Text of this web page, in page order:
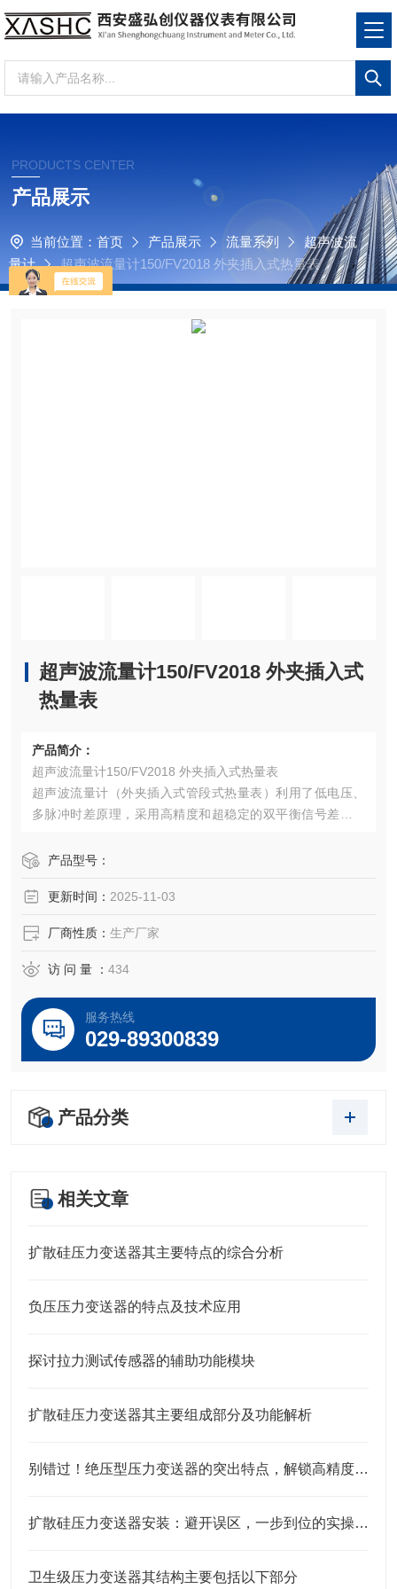
PRODUCTS CENTER
产品展示
当前位置： 首页 产品展示 流量系列
超声波流
量计
超声波流量计150/FV2018 外夹插入式热量表
超声波流量计150/FV2018 外夹插入式
热量表
产品简介：
超声波流量计150/FV2018 外夹插入式热量表
超声波流量计（外夹插入式管段式热量表）利用了低电压、
多脉冲时差原理，采用高精度和超稳定的双平衡信号差分发
输时间，根据时差计算出流速。具有稳定性好、零点漂移
产品型号：
更新时间： 2025-11-03
厂商性质： 生产厂家
访 问 量 ： 434
服务热线
029-89300839
产品分类
相关文章
扩散硅压力变送器其主要特点的综合分析
负压压力变送器的特点及技术应用
探讨拉力测试传感器的辅助功能模块
扩散硅压力变送器其主要组成部分及功能解析
别错过！绝压型压力变送器的突出特点，解锁高精度测量的底层逻辑
扩散硅压力变送器安装：避开误区，一步到位的实操指南
卫生级压力变送器其结构主要包括以下部分